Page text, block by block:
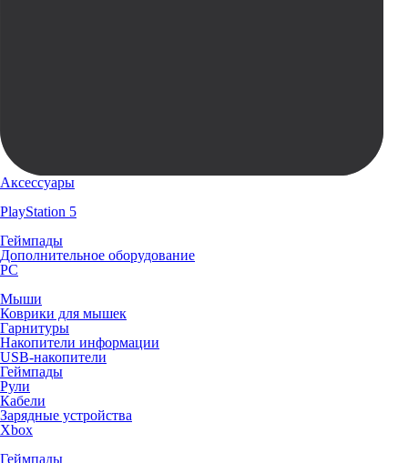
Аксессуары
PlayStation 5
Геймпады
Дополнительное оборудование
PC
Мыши
Коврики для мышек
Гарнитуры
Накопители информации
USB-накопители
Геймпады
Рули
Кабели
Зарядные устройства
Xbox
Геймпады